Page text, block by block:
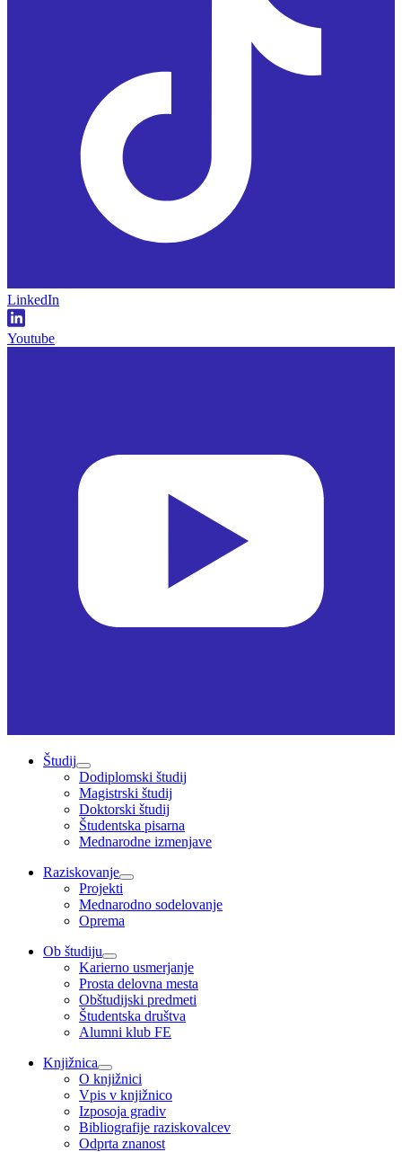
LinkedIn
Youtube
Študij
Dodiplomski študij
Magistrski študij
Doktorski študij
Študentska pisarna
Mednarodne izmenjave
Raziskovanje
Projekti
Mednarodno sodelovanje
Oprema
Ob študiju
Karierno usmerjanje
Prosta delovna mesta
Obštudijski predmeti
Študentska društva
Alumni klub FE
Knjižnica
O knjižnici
Vpis v knjižnico
Izposoja gradiv
Bibliografije raziskovalcev
Odprta znanost